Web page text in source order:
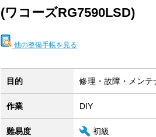
(ワコーズRG7590LSD)
他の整備手帳を見る
目的 修理・故障・メンテ
作業 DIY
難易度 初級